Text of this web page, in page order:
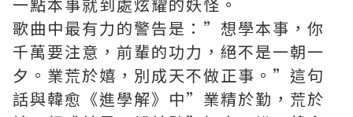
歌曲中最有力的警告是：”想學本事，你
千萬要注意，前輩的功力，絕不是一朝一
夕。業荒於嬉，別成天不做正事。”這句
話與韓愈《進學解》中”業精於勤，荒於